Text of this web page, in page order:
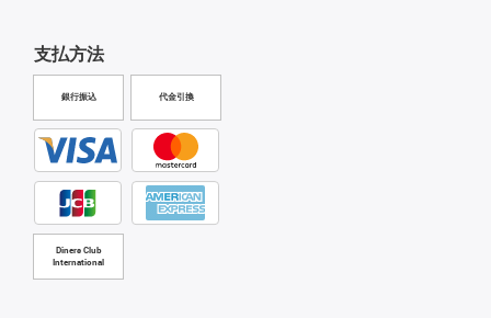
支払方法
銀行振込 代金引換
Diners Club
International